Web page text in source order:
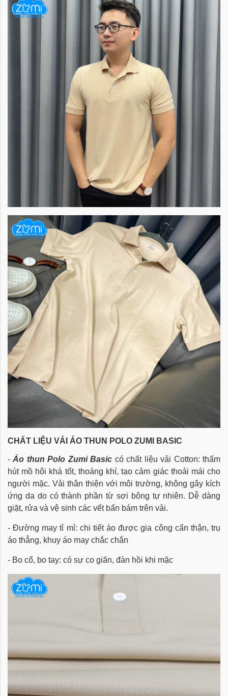
CHẤT LIỆU VẢI ÁO THUN POLO ZUMI BASIC
- Áo thun Polo Zumi Basic có chất liệu vải Cotton: thấm
hút mồ hôi khá tốt, thoáng khí, tạo cảm giác thoải mái cho
người mặc. Vải thân thiện với môi trường, không gây kích
ứng da do có thành phần từ sợi bông tự nhiên. Dễ dàng
giặt, rửa và vệ sinh các vết bẩn bám trên vải.
- Đường may tỉ mỉ: chi tiết áo được gia công cẩn thận, trụ
áo thẳng, khuy áo may chắc chắn
- Bo cổ, bo tay: có sự co giãn, đàn hồi khi mặc